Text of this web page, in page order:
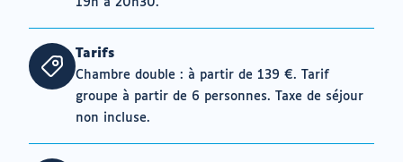
19h à 20h30.
Tarifs
Chambre double : à partir de 139 €. Tarif
groupe à partir de 6 personnes. Taxe de séjour
non incluse.